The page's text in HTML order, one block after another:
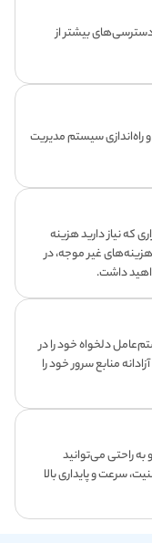
دسترسی‌های بیشتر از
راه‌اندازی سیستم مدیریت
که نیاز دارید هزینه
غیر موجه، در
داشت.
دلخواه خود را در
منابع سرور خود را
به راحتی می‌توانید
سرعت و پایداری بالا